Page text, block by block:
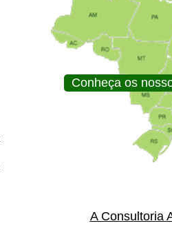
Conheça os
A Consultoria